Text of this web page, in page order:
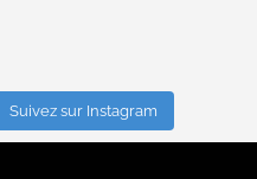
Suivez sur Instagram